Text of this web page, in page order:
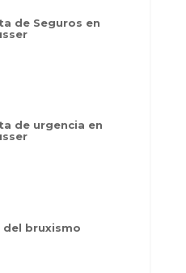
de Seguros en
de urgencia en
del bruxismo